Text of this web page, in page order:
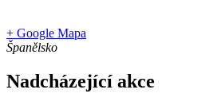
+ Google Mapa
Španělsko
Nadcházející akce